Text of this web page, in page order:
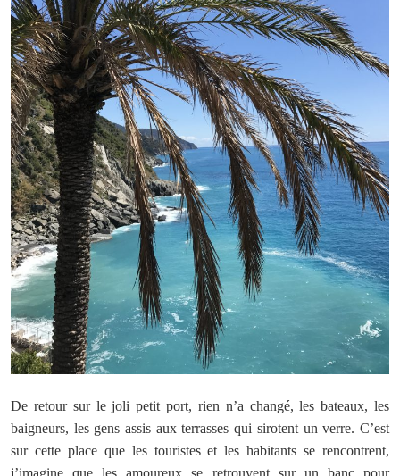
De retour sur le joli petit port, rien n’a changé, les bateaux, les
baigneurs, les gens assis aux terrasses qui sirotent un verre. C’est
sur cette place que les touristes et les habitants se rencontrent,